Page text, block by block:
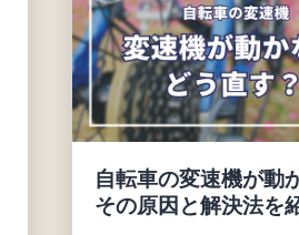
自転車の変速機が動
その原因と解決法を